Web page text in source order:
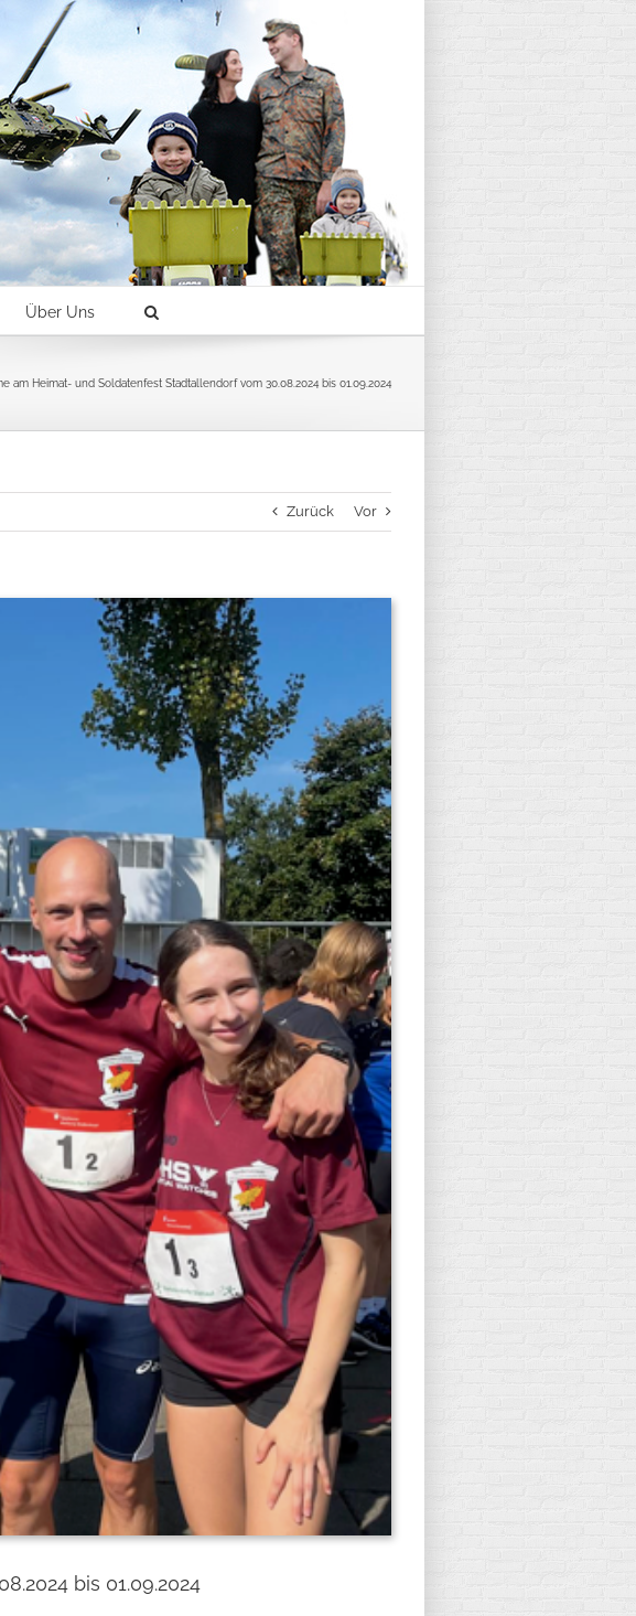
Über Uns
am Heimat- und Soldatenfest Stadtallendorf vom 30.08.2024 bis 01.09.2024
Zurück Vor
bis 01.09.2024